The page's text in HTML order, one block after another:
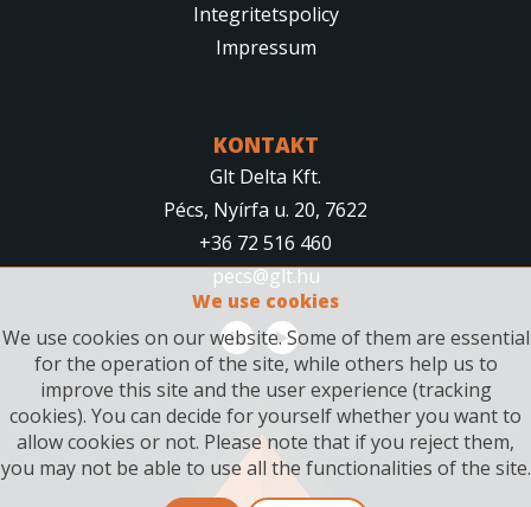
Integritetspolicy
Impressum
KONTAKT
Glt Delta Kft.
Pécs, Nyírfa u. 20, 7622
+36 72 516 460
pecs@glt.hu
We use cookies
We use cookies on our website. Some of them are essential
for the operation of the site, while others help us to
improve this site and the user experience (tracking
cookies). You can decide for yourself whether you want to
allow cookies or not. Please note that if you reject them,
you may not be able to use all the functionalities of the site.